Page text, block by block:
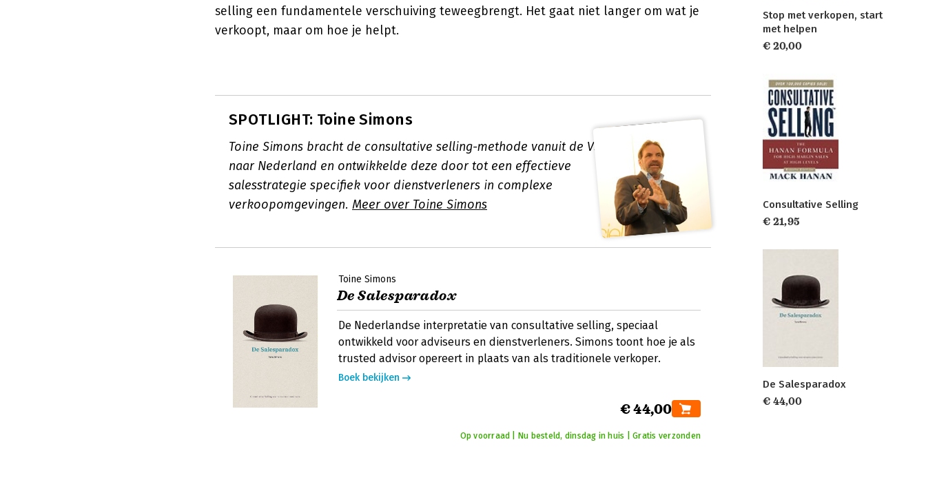
selling een fundamentele verschuiving teweegbrengt. Het gaat niet langer om wat je
verkoopt, maar om hoe je helpt.
SPOTLIGHT: Toine Simons
Toine Simons bracht de consultative selling-methode vanuit de VS
naar Nederland en ontwikkelde deze door tot een effectieve
salesstrategie specifiek voor dienstverleners in complexe
verkoopomgevingen. Meer over Toine Simons
Toine Simons
De Salesparadox
De Nederlandse interpretatie van consultative selling, speciaal
ontwikkeld voor adviseurs en dienstverleners. Simons toont hoe je als
trusted advisor opereert in plaats van als traditionele verkoper.
Boek bekijken
€ 44,00
Op voorraad | Nu besteld, dinsdag in huis | Gratis verzonden
Stop met verkopen, start
met helpen
€ 20,00
Consultative Selling
€ 21,95
De Salesparadox
€ 44,00